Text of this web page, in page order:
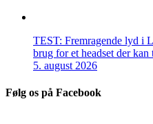
TEST: Fremragende lyd i
brug for et headset der kan
5. august 2026
Følg os på Facebook